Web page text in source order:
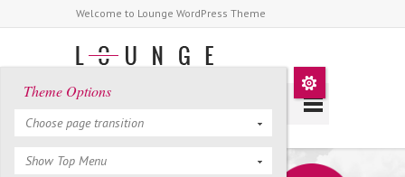
Welcome to Lounge WordPress Theme
Theme Options
Choose page transition
Show Top Menu